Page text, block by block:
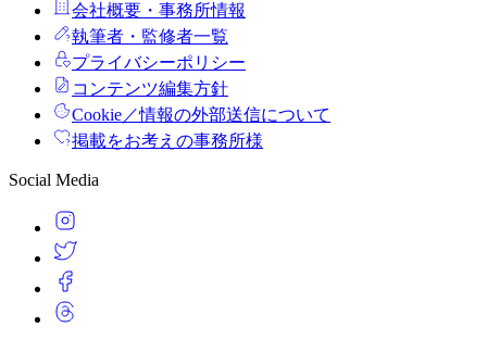
会社概要・事務所情報
執筆者・監修者一覧
プライバシーポリシー
コンテンツ編集方針
Cookie／情報の外部送信について
掲載をお考えの事務所様
Social Media